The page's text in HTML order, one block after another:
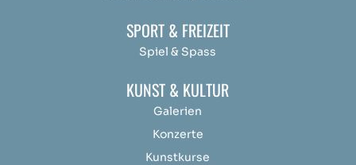
SPORT & FREIZEIT
Spiel & Spass
KUNST & KULTUR
Galerien
Konzerte
Kunstkurse